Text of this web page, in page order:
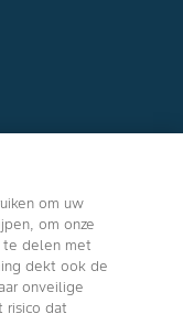
om uw
om onze
delen met
dekt ook de
onveilige
risico dat